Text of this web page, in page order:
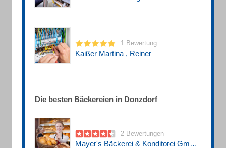
1 Bewertung
Kaißer Martina , Reiner
Die besten Bäckereien in Donzdorf
2 Bewertungen
Mayer's Bäckerei & Konditorei GmbH & Co. KG